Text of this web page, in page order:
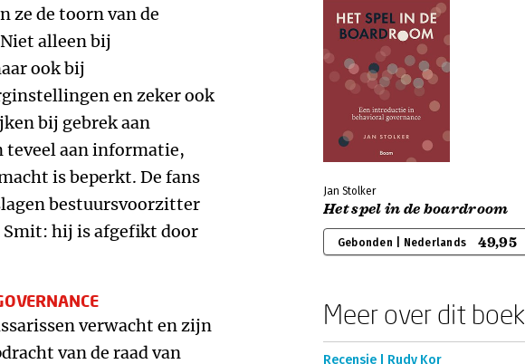
ze de toorn van de
alleen bij
ook bij
en zeker ook
bij gebrek aan
aan informatie,
is beperkt. De fans
bestuursvoorzitter
Smit: hij is afgefikt door
verwacht en zijn
van de raad van
Jan Stolker
Het spel in de boardroom
Gebonden | Nederlands 49,95
Meer over dit boek
Recensie | Rudy Kor